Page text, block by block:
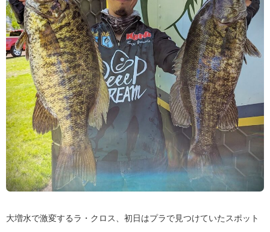
大増水で激変するラ・クロス、初日はプラで見つけていたスポット